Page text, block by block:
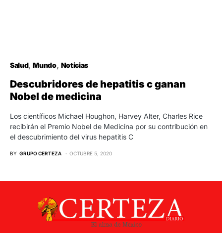
Salud Mundo Noticias
Descubridores de hepatitis c ganan
Nobel de medicina
Los científicos Michael Houghon, Harvey Alter, Charles Rice
recibirán el Premio Nobel de Medicina por su contribución en
el descubrimiento del virus hepatitis C
BY GRUPO CERTEZA OCTUBRE 5, 2020